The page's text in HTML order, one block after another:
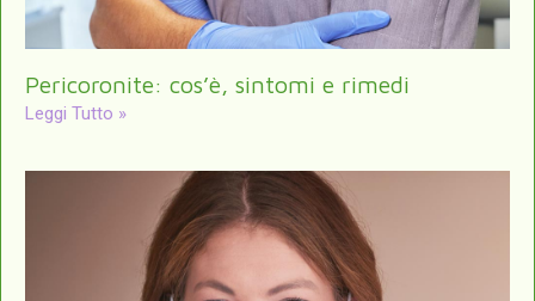
Pericoronite: cos’è, sintomi e rimedi
Leggi Tutto »